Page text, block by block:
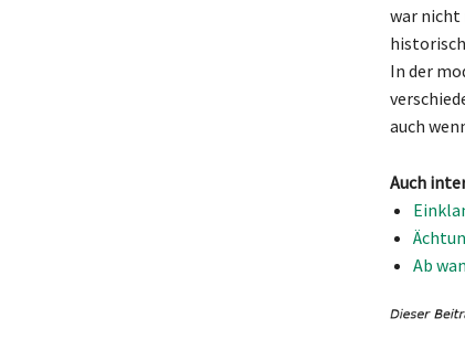
war nicht
In der
auch
Auch
Ab